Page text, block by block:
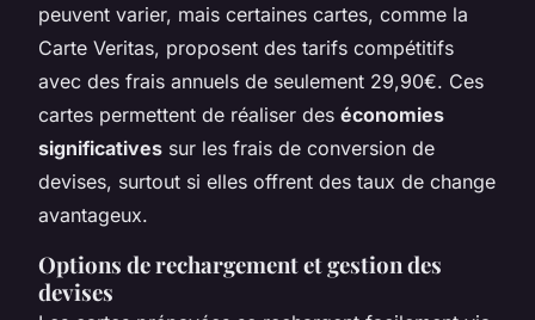
peuvent varier, mais certaines cartes, comme la
Carte Veritas, proposent des tarifs compétitifs
avec des frais annuels de seulement 29,90€. Ces
cartes permettent de réaliser des économies
significatives sur les frais de conversion de
devises, surtout si elles offrent des taux de change
avantageux.
Options de rechargement et gestion des
devises